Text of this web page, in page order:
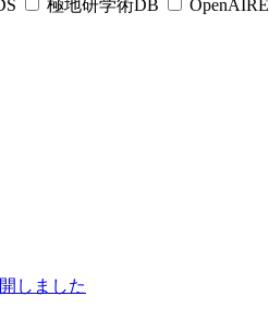
極地研学術DB OpenAIRE
しました